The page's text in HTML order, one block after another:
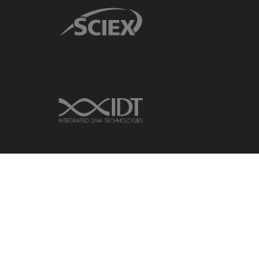
Sciex Link
IDT Link